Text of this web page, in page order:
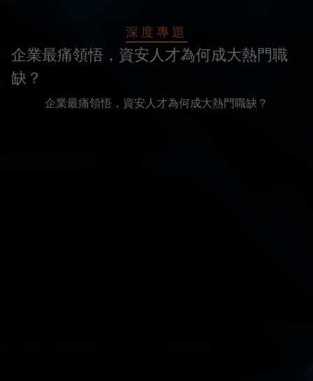
深度專題
企業最痛領悟，資安人才為何成大熱門職
缺？
企業最痛領悟，資安人才為何成大熱門職缺？